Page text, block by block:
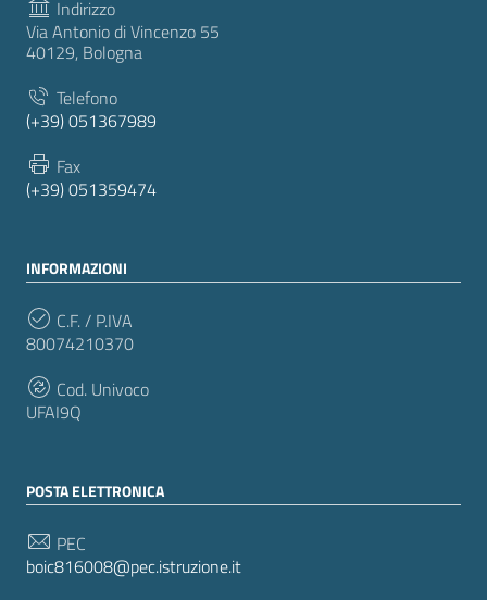
Indirizzo
Via Antonio di Vincenzo 55
40129, Bologna
Telefono
(+39) 051367989
Fax
(+39) 051359474
INFORMAZIONI
C.F. / P.IVA
80074210370
Cod. Univoco
UFAI9Q
POSTA ELETTRONICA
PEC
boic816008@pec.istruzione.it